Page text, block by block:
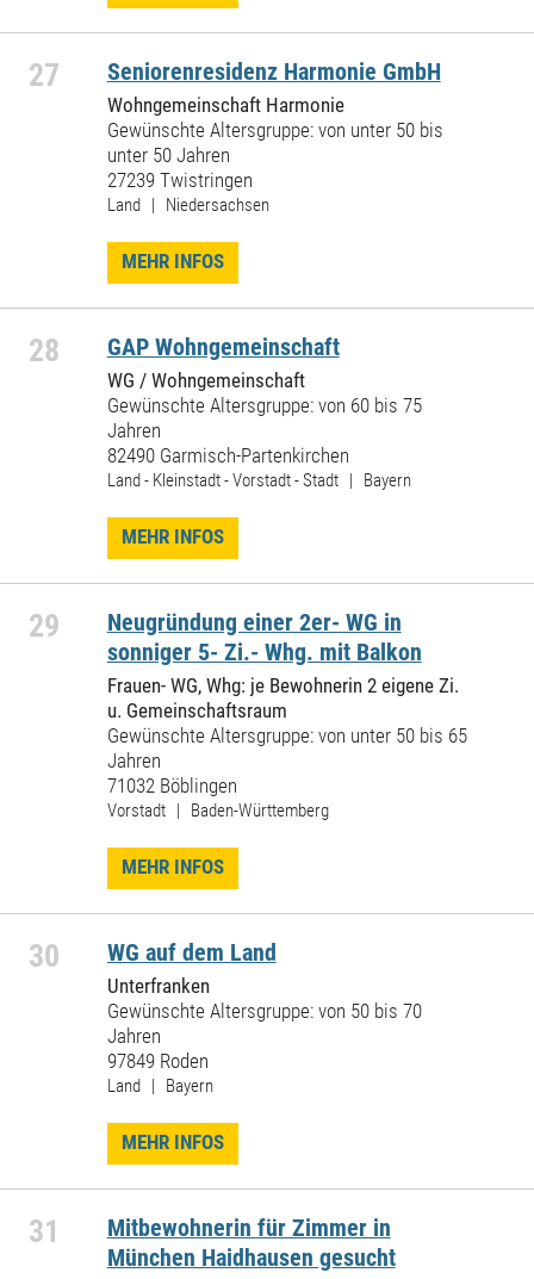
27 Seniorenresidenz Harmonie GmbH
Wohngemeinschaft Harmonie
Gewünschte Altersgruppe: von unter 50 bis
unter 50 Jahren
27239 Twistringen
Land | Niedersachsen
MEHR INFOS
28 GAP Wohngemeinschaft
WG / Wohngemeinschaft
Gewünschte Altersgruppe: von 60 bis 75
Jahren
82490 Garmisch-Partenkirchen
Land - Kleinstadt - Vorstadt - Stadt | Bayern
MEHR INFOS
29
Neugründung einer 2er- WG in
sonniger 5- Zi.- Whg. mit Balkon
Frauen- WG, Whg: je Bewohnerin 2 eigene Zi.
u. Gemeinschaftsraum
Gewünschte Altersgruppe: von unter 50 bis 65
Jahren
71032 Böblingen
Vorstadt | Baden-Württemberg
MEHR INFOS
30 WG auf dem Land
Unterfranken
Gewünschte Altersgruppe: von 50 bis 70
Jahren
97849 Roden
Land | Bayern
MEHR INFOS
31
Mitbewohnerin für Zimmer in
München Haidhausen gesucht